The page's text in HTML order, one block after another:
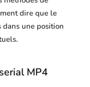
dire que le
une position
MP4